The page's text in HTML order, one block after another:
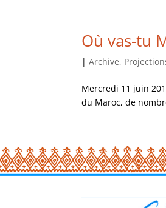
Où vas-tu
|Archive,
Mercredi 11 juin
du Maroc, de